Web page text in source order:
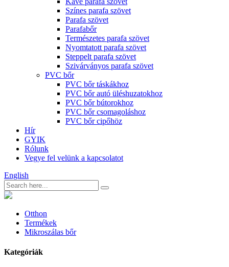
Színes parafa szövet
Parafa szövet
Parafabőr
Természetes parafa szövet
Nyomtatott parafa szövet
Steppelt parafa szövet
Szivárványos parafa szövet
PVC bőr
PVC bőr táskákhoz
PVC bőr autó üléshuzatokhoz
PVC bőr bútorokhoz
PVC bőr csomagoláshoz
PVC bőr cipőhöz
Hír
GYIK
Rólunk
Vegye fel velünk a kapcsolatot
English
Otthon
Termékek
Mikroszálas bőr
Kategóriák